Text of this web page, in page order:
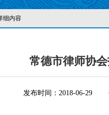
细内容
常德市律师协
发布时间：2018-06-29